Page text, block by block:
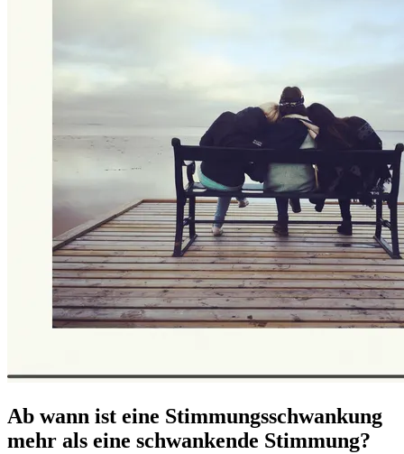
Ab wann ist eine Stimmungsschwankung
mehr als eine schwankende Stimmung?